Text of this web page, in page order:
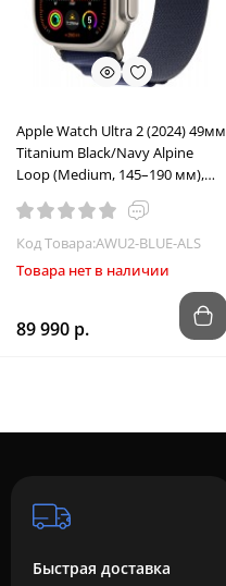
Apple Watch Ultra 2 (2024) 49мм
Titanium Black/Navy Alpine
Loop (Medium, 145–190 мм),
Код Товара:AWU2-BLUE-ALS
Товара нет в наличии
89 990 р.
Быстрая доставка